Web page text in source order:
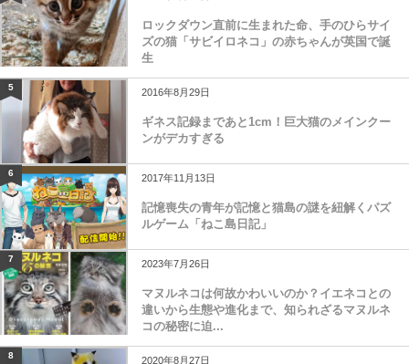
ロックダウン直前に生まれた命、手のひらサイ
ズの猫「サビイロネコ」の赤ちゃんが英国で誕
生
5 2016年8月29日
ギネス記録まであと1cm！巨大猫のメインクー
ンがデカすぎる
6 2017年11月13日
記憶喪失の青年が記憶と猫島の謎を紐解くパズ
ルゲーム「ねこ島日記」
7 2023年7月26日
マヌルネコは何故かわいいのか？イエネコとの
違いから生態や進化まで、知られざるマヌルネ
コの秘密に迫...
8 2020年8月27日